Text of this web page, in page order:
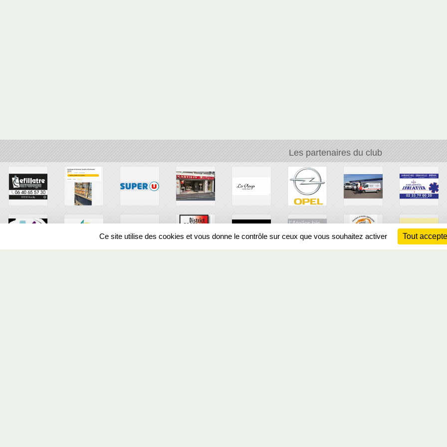
Les partenaires du club
Ce site utilise des cookies et vous donne le contrôle sur ceux que vous souhaitez activer Tout